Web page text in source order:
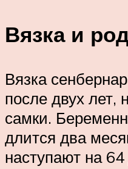
Вязка и
Вязка
после двух лет,
самки.
длится два
наступают на